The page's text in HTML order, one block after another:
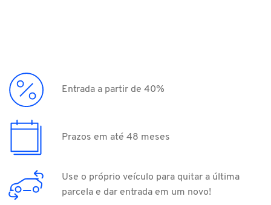
Entrada a partir de 40%
Prazos em até 48 meses
Use o próprio veículo para quitar a última
parcela e dar entrada em um novo!